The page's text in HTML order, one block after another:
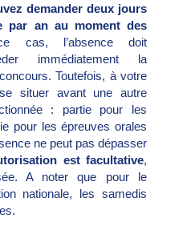
demander deux jours
par an au moment des
cas, l’absence doit
immédiatement la
Toutefois, à votre
situer avant une autre
: partie pour les
pour les épreuves orales
ne peut pas dépasser
est facultative,
A noter que pour le
nationale, les samedis